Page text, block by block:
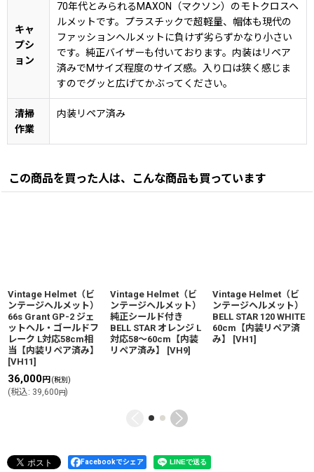
キャ
プシ
ョン
70年代とみられるMAXON（マクソン）のモトクロスヘ
ルメットです。プラスチックで超軽量、帽体も現代の
ファッションヘルメットに負けず劣らずかなり小さい
です。純正バイザーも付いております。内装はリペア
済みでMサイズ程度のサイズ感。入り口は狭く感じま
すのでグッと広げてかぶってください。
清掃
作業
内装リペア済み
この商品を買った人は、こんな商品も買っています
Vintage Helmet（ビ
ンテージヘルメット）
66s Grant GP-2 ジェ
ットヘル・ゴールドフ
レーク L対応58cm相
当【内装リペア済み】
[VH11]
36,000円 (税別)
(税込: 39,600円)
Vintage Helmet（ビ
ンテージヘルメット）
純正シールド付き
BELL STAR オレンジ L
対応58〜60cm【内装
リペア済み】
[VH9]
Vintage Helmet（ビ
ンテージヘルメット）
BELL STAR 120 WHITE
60cm【内装リペア済
み】
[VH1]
Facebookでシェア